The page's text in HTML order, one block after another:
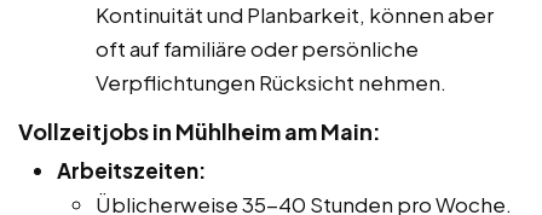
Kontinuität und Planbarkeit, können aber
oft auf familiäre oder persönliche
Verpflichtungen Rücksicht nehmen.
Vollzeitjobs in Mühlheim am Main:
Arbeitszeiten:
Üblicherweise 35-40 Stunden pro Woche.